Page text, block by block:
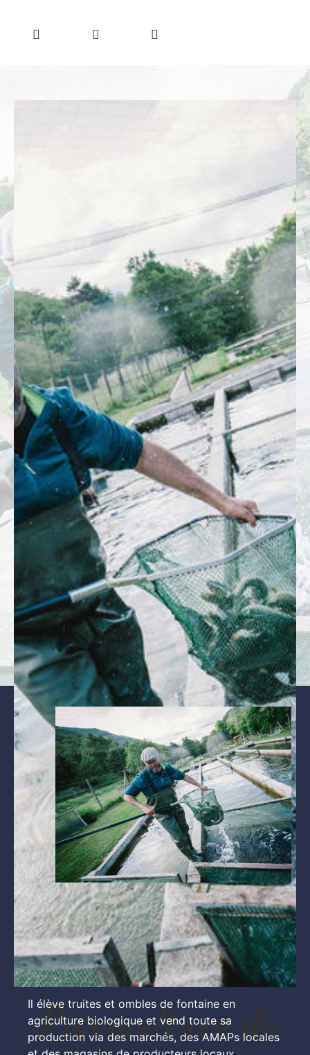
Pisciculture du
Il élève truites et ombles de fontaine en
agriculture biologique et vend toute sa
production via des marchés, des AMAPs locales